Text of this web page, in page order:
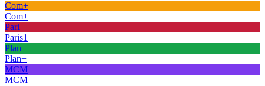
Com+
Com+
Pari
Paris1
Plan
Plan+
MCM
MCM